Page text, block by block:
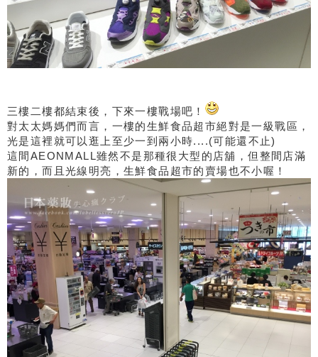
三樓二樓都結束後，下來一樓戰場吧！
對太太媽媽們而言，一樓的生鮮食品超市絕對是一級戰區，
光是這裡就可以逛上至少一到兩小時....(可能還不止)
這間AEONMALL雖然不是那種很大型的店舖，但整間店滿
新的，而且光線明亮，生鮮食品超市的賣場也不小喔！